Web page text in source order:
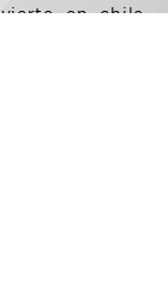
en chile